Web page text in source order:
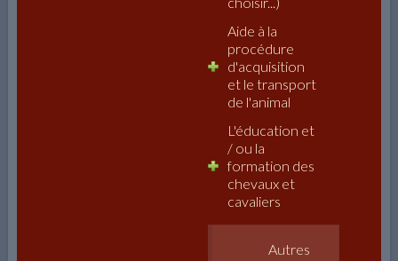
Aide à la
procédure
d'acquisition
et le transport
de l'animal
L'éducation et
/ ou la
formation des
chevaux et
cavaliers
Autres